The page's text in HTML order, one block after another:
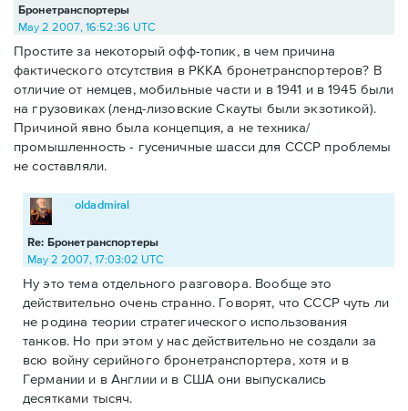
Бронетранспортеры
May 2 2007, 16:52:36 UTC
Простите за некоторый офф-топик, в чем причина
фактического отсутствия в РККА бронетранспортеров? В
отличие от немцев, мобильные части и в 1941 и в 1945 были
на грузовиках (ленд-лизовские Скауты были экзотикой).
Причиной явно была концепция, а не техника/
промышленность - гусеничные шасси для СССР проблемы
не составляли.
Re: Бронетранспортеры
oldadmiral
May 2 2007, 17:03:02 UTC
Ну это тема отдельного разговора. Вообще это
действительно очень странно. Говорят, что СССР чуть ли
не родина теории стратегического использования
танков. Но при этом у нас действительно не создали за
всю войну серийного бронетранспортера, хотя и в
Германии и в Англии и в США они выпускались
десятками тысяч.